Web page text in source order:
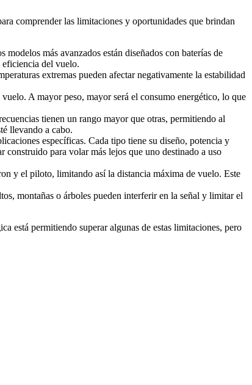
comprender las limitaciones y oportunidades que brindan
más avanzados están diseñados con baterías de
eficiencia del vuelo.
extremas pueden afectar negativamente la estabilidad
A mayor peso, mayor será el consumo energético, lo que
tienen un rango mayor que otras, permitiendo al
llevando a cabo.
específicas. Cada tipo tiene su diseño, potencia y
construido para volar más lejos que uno destinado a uso
y el piloto, limitando así la distancia máxima de vuelo. Este
montañas o árboles pueden interferir en la señal y limitar el
está permitiendo superar algunas de estas limitaciones, pero